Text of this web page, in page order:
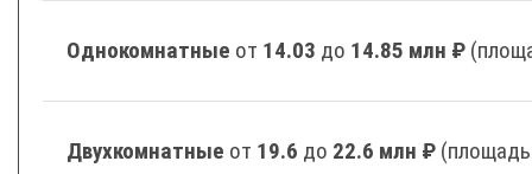
Однокомнатные от 14.03 до 14.85 млн ₽
Двухкомнатные от 19.6 до 22.6 млн ₽